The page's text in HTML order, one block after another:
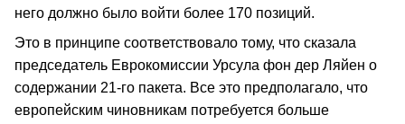
него должно было войти более 170 позиций.
Это в принципе соответствовало тому, что сказала
председатель Еврокомиссии Урсула фон дер Ляйен о
содержании 21-го пакета. Все это предполагало, что
европейским чиновникам потребуется больше